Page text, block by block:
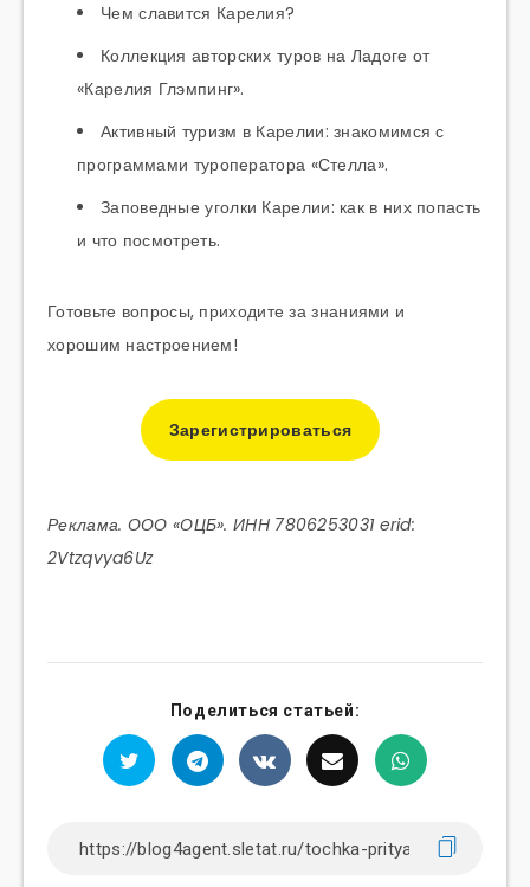
Чем славится Карелия?
Коллекция авторских туров на Ладоге от
«Карелия Глэмпинг».
Активный туризм в Карелии: знакомимся с
программами туроператора «Стелла».
Заповедные уголки Карелии: как в них попасть
и что посмотреть.
Готовьте вопросы, приходите за знаниями и
хорошим настроением!
Зарегистрироваться
Реклама. ООО «ОЦБ». ИНН 7806253031 erid:
2Vtzqvya6Uz
Поделиться статьей: